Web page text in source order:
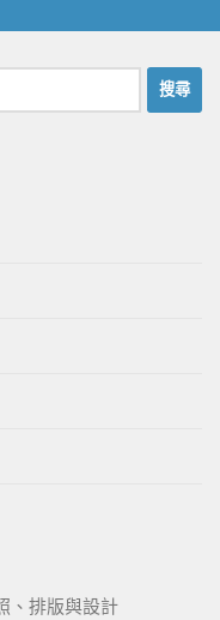
、排版與設計